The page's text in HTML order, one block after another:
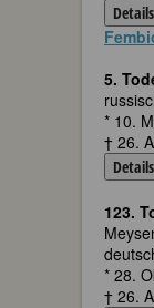
Details
5.
* 10.
† 26.
Details
123.
* 28.
† 26.